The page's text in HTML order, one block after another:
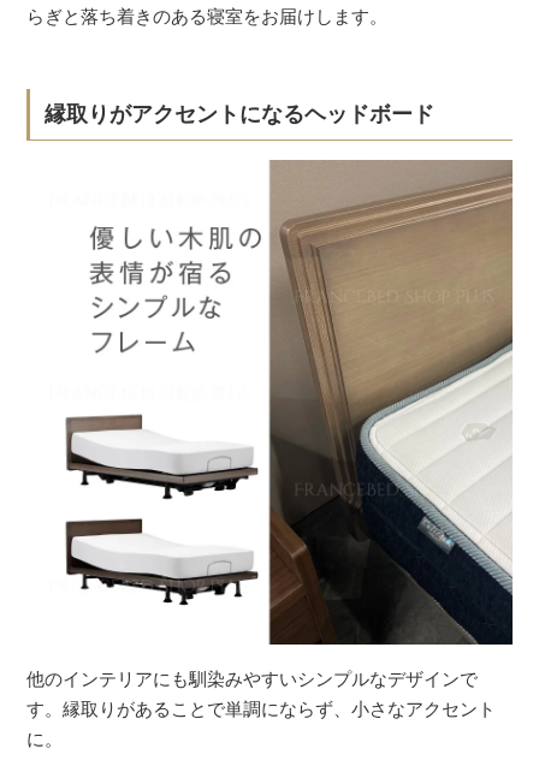
らぎと落ち着きのある寝室をお届けします。
縁取りがアクセントになるヘッドボード
他のインテリアにも馴染みやすいシンプルなデザインで
す。縁取りがあることで単調にならず、小さなアクセント
に。